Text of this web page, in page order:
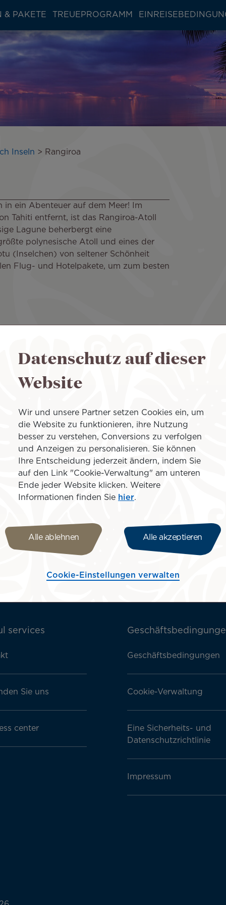
& PAKETE TREUEPROGRAMM
Inseln Rangiroa
in ein Abenteuer auf dem Meer! Im
Tahiti entfernt, ist das Rangiroa-Atoll
Lagune beherbergt eine
polynesische Atoll und eines der
(Inselchen) von seltener Schönheit
Flug- und Hotelpakete, um zum besten
Lebens
NGEBOT
Polynesien
Cook Islands
€ inkl.
services
Sie uns
center
Geschäftsbedingungen
Cookie-Verwaltung
Eine Sicherheits- und
Datenschutzrichtlinie
Impressum
Datenschutz auf dieser
Website
Wir und unsere Partner setzen Cookies ein, um
die Website zu funktionieren, ihre Nutzung
besser zu verstehen, Conversions zu verfolgen
und Anzeigen zu personalisieren. Sie können
Ihre Entscheidung jederzeit ändern, indem Sie
auf den Link "Cookie-Verwaltung" am unteren
Ende jeder Website klicken. Weitere
Informationen finden Sie hier.
Alle ablehnen Alle akzeptieren
Cookie-Einstellungen verwalten